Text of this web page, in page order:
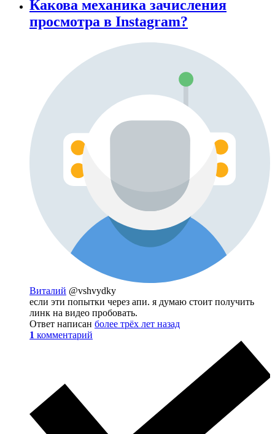
Какова механика зачисления
просмотра в Instagram?
Виталий @vshvydky
если эти попытки через апи. я думаю стоит получить
линк на видео пробовать.
Ответ написан более трёх лет назад
1 комментарий